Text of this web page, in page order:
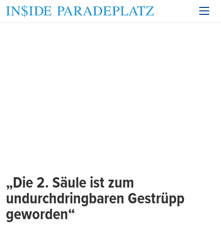
„Die 2. Säule ist zum
undurchdringbaren Gestrüpp
geworden“